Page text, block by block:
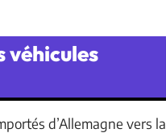
véhicules
d’Allemagne vers la